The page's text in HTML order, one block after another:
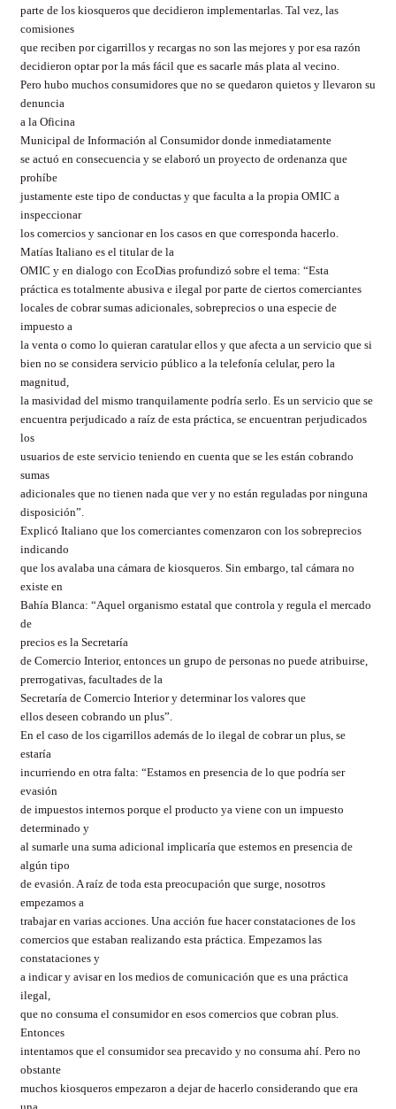
parte de los kiosqueros que decidieron implementarlas. Tal vez, las
comisiones
que reciben por cigarrillos y recargas no son las mejores y por esa razón
decidieron optar por la más fácil que es sacarle más plata al vecino.
Pero hubo muchos consumidores que no se quedaron quietos y llevaron su
denuncia
a la Oficina
Municipal de Información al Consumidor donde inmediatamente
se actuó en consecuencia y se elaboró un proyecto de ordenanza que
prohíbe
justamente este tipo de conductas y que faculta a la propia OMIC a
inspeccionar
los comercios y sancionar en los casos en que corresponda hacerlo.
Matías Italiano es el titular de la
OMIC y en dialogo con EcoDias profundizó sobre el tema: “Esta
práctica es totalmente abusiva e ilegal por parte de ciertos comerciantes
locales de cobrar sumas adicionales, sobreprecios o una especie de
impuesto a
la venta o como lo quieran caratular ellos y que afecta a un servicio que si
bien no se considera servicio público a la telefonía celular, pero la
magnitud,
la masividad del mismo tranquilamente podría serlo. Es un servicio que se
encuentra perjudicado a raíz de esta práctica, se encuentran perjudicados
los
usuarios de este servicio teniendo en cuenta que se les están cobrando
sumas
adicionales que no tienen nada que ver y no están reguladas por ninguna
disposición”.
Explicó Italiano que los comerciantes comenzaron con los sobreprecios
indicando
que los avalaba una cámara de kiosqueros. Sin embargo, tal cámara no
existe en
Bahía Blanca: “Aquel organismo estatal que controla y regula el mercado
de
precios es la Secretaría
de Comercio Interior, entonces un grupo de personas no puede atribuirse,
prerrogativas, facultades de la
Secretaría de Comercio Interior y determinar los valores que
ellos deseen cobrando un plus”.
En el caso de los cigarrillos además de lo ilegal de cobrar un plus, se
estaría
incurriendo en otra falta: “Estamos en presencia de lo que podría ser
evasión
de impuestos internos porque el producto ya viene con un impuesto
determinado y
al sumarle una suma adicional implicaría que estemos en presencia de
algún tipo
de evasión. A raíz de toda esta preocupación que surge, nosotros
empezamos a
trabajar en varias acciones. Una acción fue hacer constataciones de los
comercios que estaban realizando esta práctica. Empezamos las
constataciones y
a indicar y avisar en los medios de comunicación que es una práctica
ilegal,
que no consuma el consumidor en esos comercios que cobran plus.
Entonces
intentamos que el consumidor sea precavido y no consuma ahí. Pero no
obstante
muchos kiosqueros empezaron a dejar de hacerlo considerando que era